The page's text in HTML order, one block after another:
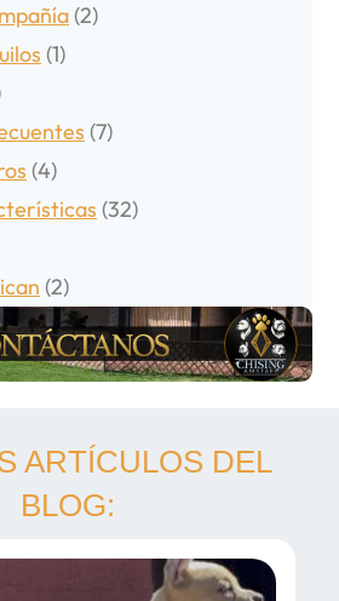
(2)
(1)
(7)
(4)
(32)
(2)
ARTÍCULOS DEL
BLOG: